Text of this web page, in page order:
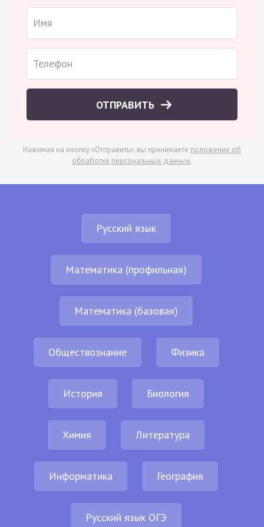
ОТПРАВИТЬ
Нажимая на кнопку «Отправить», вы принимаете положение об
обработке персональных данных.
Русский язык
Математика (профильная)
Математика (базовая)
Обществознание Физика
История Биология
Химия Литература
Информатика География
Русский язык ОГЭ